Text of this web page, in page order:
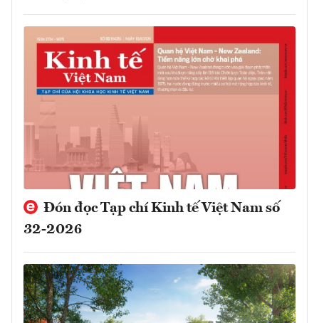
Đón đọc Tạp chí Kinh tế Việt Nam số
32-2026